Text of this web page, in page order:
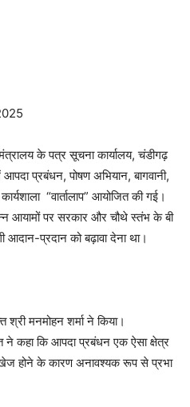
के पत्र सूचना कार्यालय, चंडीगढ़
प्रबंधन, पोषण अभियान, बागवानी,
“वार्तालाप” आयोजित की गई।
आयामों पर सरकार और चौथे स्तंभ के बी
आदान-प्रदान को बढ़ावा देना था।
श्री मनमोहन शर्मा ने किया।
ने कहा कि आपदा प्रबंधन एक ऐसा क्षेत्र
होने के कारण अनावश्यक रूप से प्रभा